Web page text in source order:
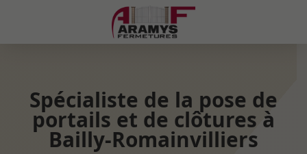
Spécialiste de la pose de
portails et de clôtures à
Bailly-Romainvilliers